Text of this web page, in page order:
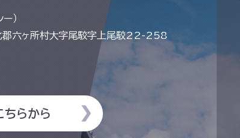
）
郡六ヶ所村大字尾駮字上尾駮22-258
ちらから